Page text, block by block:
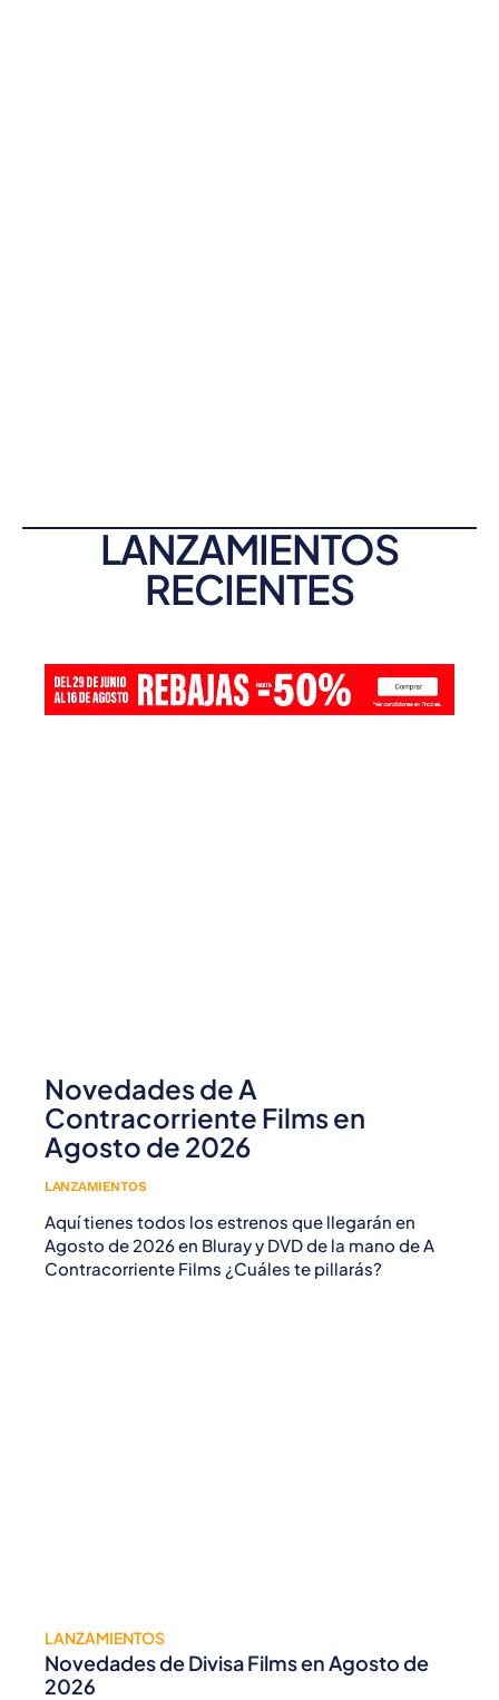
LANZAMIENTOS
RECIENTES
Novedades de A
Contracorriente Films en
Agosto de 2026
LANZAMIENTOS
Aquí tienes todos los estrenos que llegarán en
Agosto de 2026 en Bluray y DVD de la mano de A
Contracorriente Films ¿Cuáles te pillarás?
LANZAMIENTOS
Novedades de Divisa Films en Agosto de
2026